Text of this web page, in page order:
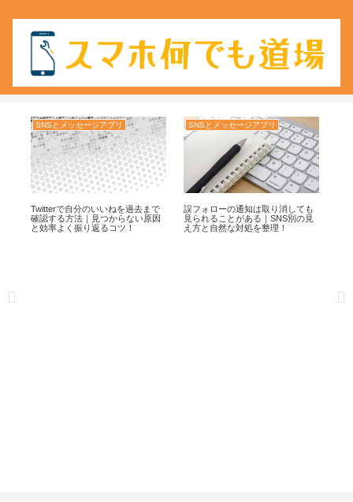
SNSとメッセージアプリ
Twitterで自分のいいねを過去まで
確認する方法｜見つからない原因
と効率よく振り返るコツ！
SNSとメッセージアプリ
誤フォローの通知は取り消しても
見られることがある｜SNS別の見
え方と自然な対処を整理！